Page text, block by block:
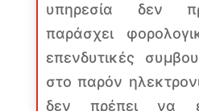
υπηρεσία δεν
παράσχει
επενδυτικές
στο παρόν
δεν πρέπει να